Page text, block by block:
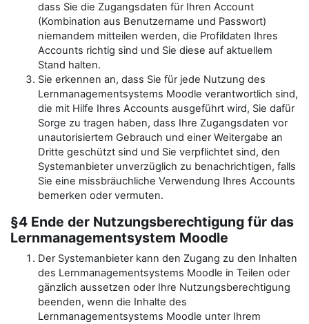
dass Sie die Zugangsdaten für Ihren Account
(Kombination aus Benutzername und Passwort)
niemandem mitteilen werden, die Profildaten Ihres
Accounts richtig sind und Sie diese auf aktuellem
Stand halten.
Sie erkennen an, dass Sie für jede Nutzung des
Lernmanagementsystems Moodle verantwortlich sind,
die mit Hilfe Ihres Accounts ausgeführt wird, Sie dafür
Sorge zu tragen haben, dass Ihre Zugangsdaten vor
unautorisiertem Gebrauch und einer Weitergabe an
Dritte geschützt sind und Sie verpflichtet sind, den
Systemanbieter unverzüglich zu benachrichtigen, falls
Sie eine missbräuchliche Verwendung Ihres Accounts
bemerken oder vermuten.
§4 Ende der Nutzungsberechtigung für das
Lernmanagementsystem Moodle
Der Systemanbieter kann den Zugang zu den Inhalten
des Lernmanagementsystems Moodle in Teilen oder
gänzlich aussetzen oder Ihre Nutzungsberechtigung
beenden, wenn die Inhalte des
Lernmanagementsystems Moodle unter Ihrem